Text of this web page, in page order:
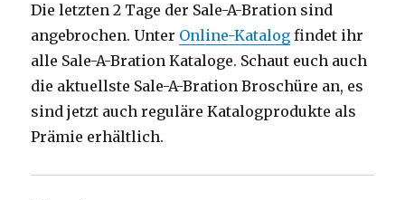
Die letzten 2 Tage der Sale-A-Bration sind
angebrochen. Unter Online-Katalog findet ihr
alle Sale-A-Bration Kataloge. Schaut euch auch
die aktuellste Sale-A-Bration Broschüre an, es
sind jetzt auch reguläre Katalogprodukte als
Prämie erhältlich.